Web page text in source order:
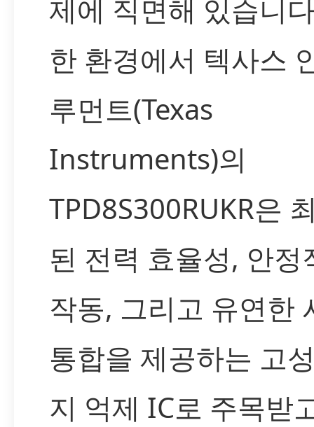
제에 직면해 있습니
한 환경에서 텍사스
루먼트(Texas
Instruments)의
TPD8S300RUKR은
된 전력 효율성, 안정
작동, 그리고 유연한
통합을 제공하는 고
지 억제 IC로 주목받